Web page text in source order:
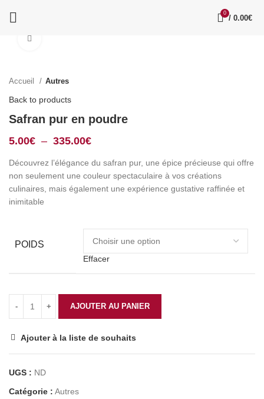
0
/ 0.00€
Accueil Autres
Back to products
Safran pur en poudre
5.00€ – 335.00€
Découvrez l’élégance du safran pur, une épice précieuse qui offre
non seulement une couleur spectaculaire à vos créations
culinaires, mais également une expérience gustative raffinée et
inimitable
POIDS
Effacer
AJOUTER AU PANIER
Ajouter à la liste de souhaits
UGS : ND
Catégorie : Autres